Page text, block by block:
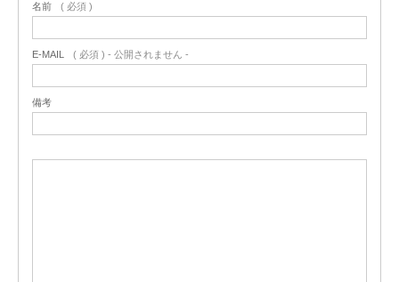
名前 ( 必須 )
E-MAIL ( 必須 ) - 公開されません -
備考